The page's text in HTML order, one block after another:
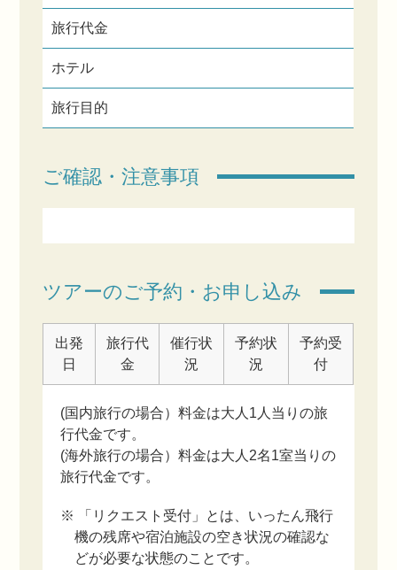
旅行代金
ホテル
旅行目的
ご確認・注意事項
ツアーのご予約・お申し込み
出発
日
旅行代
金
催行状
況
予約状
況
予約受
付
(国内旅行の場合）料金は大人1人当りの旅
行代金です。
(海外旅行の場合）料金は大人2名1室当りの
旅行代金です。
※ 「リクエスト受付」とは、いったん飛行
機の残席や宿泊施設の空き状況の確認な
どが必要な状態のことです。